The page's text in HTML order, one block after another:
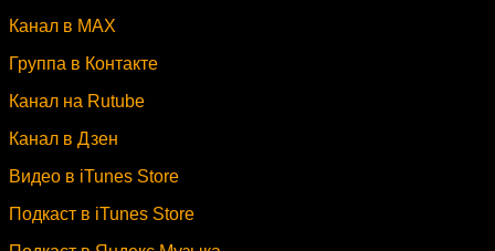
Канал в MAX
Группа в Контакте
Канал на Rutube
Канал в Дзен
Видео в iTunes Store
Подкаст в iTunes Store